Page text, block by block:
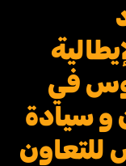
في
و سیادة
للتعاون